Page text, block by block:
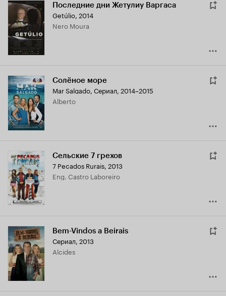
Последние дни Жетулиу Варгаса
Getúlio, 2014
Nero Moura
Солёное море
Mar Salgado, Сериал, 2014–2015
Alberto
Сельские 7 грехов
7 Pecados Rurais, 2013
Eng. Castro Laboreiro
Bem-Vindos a Beirais
Сериал, 2013
Alcides